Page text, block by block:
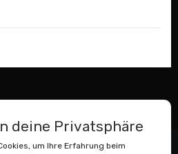
deine Privatsphäre
um Ihre Erfahrung beim